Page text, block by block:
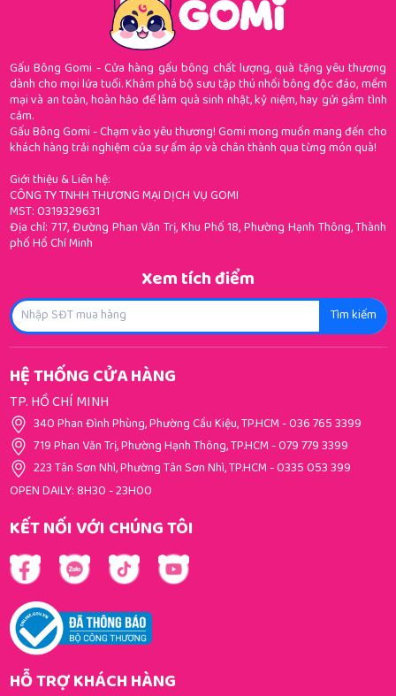
Gấu Bông Gomi - Cửa hàng gấu bông chất lượng, quà tặng yêu thương
dành cho mọi lứa tuổi. Khám phá bộ sưu tập thú nhồi bông độc đáo, mềm
mại và an toàn, hoàn hảo để làm quà sinh nhật, kỷ niệm, hay gửi gắm tình
cảm.
Gấu Bông Gomi - Chạm vào yêu thương! Gomi mong muốn mang đến cho
khách hàng trải nghiệm của sự ấm áp và chân thành qua từng món quà!
Giới thiệu & Liên hệ:
CÔNG TY TNHH THƯƠNG MẠI DỊCH VỤ GOMI
MST: 0319329631
Địa chỉ: 717, Đường Phan Văn Trị, Khu Phố 18, Phường Hạnh Thông, Thành
phố Hồ Chí Minh
Xem tích điểm
Tìm kiếm
HỆ THỐNG CỬA HÀNG
TP. HỒ CHÍ MINH
340 Phan Đình Phùng, Phường Cầu Kiệu, TP.HCM-036 765 3399
719 Phan Văn Trị, Phường Hạnh Thông, TP.HCM-079 779 3399
223 Tân Sơn Nhì, Phường Tân Sơn Nhì, TP.HCM-0335 053 399
OPEN DAILY: 8H30 - 23H00
KẾT NỐI VỚI CHÚNG TÔI
HỖ TRỢ KHÁCH HÀNG